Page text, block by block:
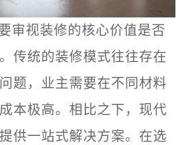
审视装修的核心价值是否
传统的装修模式往往存在
题，业主需要在不同材料
本极高。相比之下，现代
供一站式解决方案。在选